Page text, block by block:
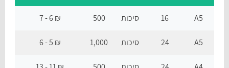
A5
16 סיכות 500
₪ 6 - 7
A5
24 סיכות 1,000
₪ 5 - 6